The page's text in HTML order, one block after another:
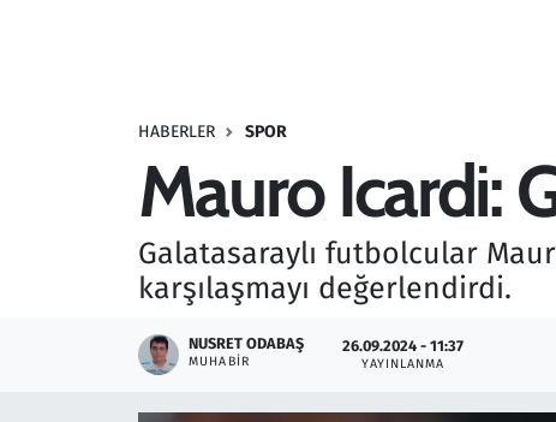
HABERLER SPOR
Mauro Icardi:
Galatasaraylı futbolcular
karşılaşmayı değerlendirdi.
NUSRET ODABAŞ
MUHABIR
26.09.2024 - 11:37
YAYINLANMA
Savunma Sanayi
Seçim 2023